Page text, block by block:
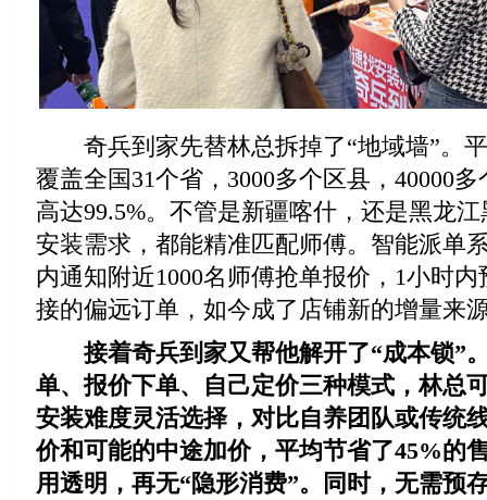
奇兵到家先替林总拆掉了“地域墙”。平
覆盖全国31个省，3000多个区县，40000
高达99.5%。不管是新疆喀什，还是黑龙
安装需求，都能精准匹配师傅。智能派单
内通知附近1000名师傅抢单报价，1小时
接的偏远订单，如今成了店铺新的增量来
接着奇兵到家又帮他解开了“成本锁”
单、报价下单、自己定价三种模式，林总
安装难度灵活选择，对比自养团队或传统
价和可能的中途加价，平均节省了45%的
用透明，再无“隐形消费”。同时，无需预